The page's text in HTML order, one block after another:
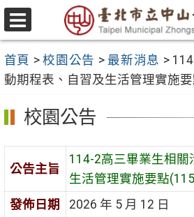
跳
至
要
內
容
區
選
單
首頁 >校園公告 > 最新消息 >
動期程表、自習及生活管理實施
校園公告
公告主旨
114-2高三畢業生相關
生活管理實施要點
發佈日期
2026 年 5 月 12 日